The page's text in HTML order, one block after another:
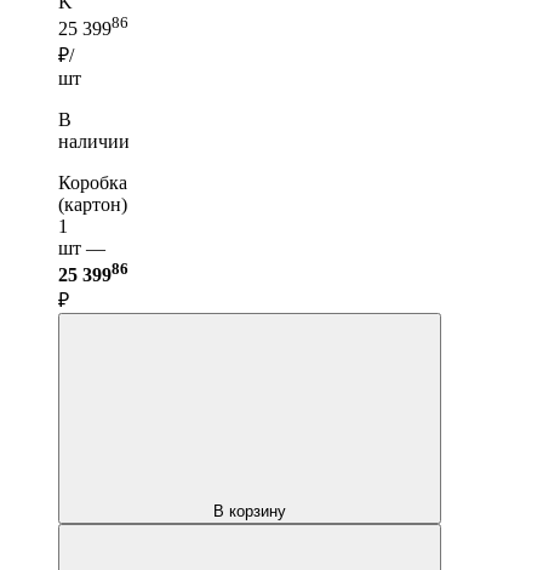
25 39986
₽/
шт
В
наличии
Коробка
(картон)
1
шт —
25 39986
₽
В корзину